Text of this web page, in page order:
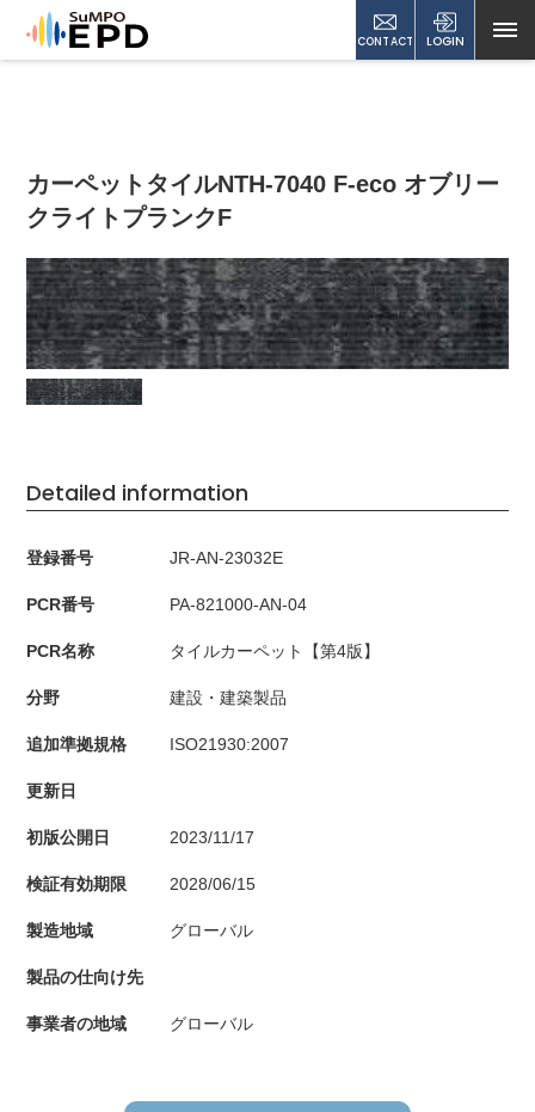
CONTACT LOGIN
カーペットタイルNTH-7040 F-eco オブリー
クライトプランクF
Detailed information
登録番号 JR-AN-23032E
PCR番号 PA-821000-AN-04
PCR名称 タイルカーペット【第4版】
分野 建設・建築製品
追加準拠規格 ISO21930:2007
更新日
初版公開日 2023/11/17
検証有効期限 2028/06/15
製造地域 グローバル
製品の仕向け先
事業者の地域 グローバル